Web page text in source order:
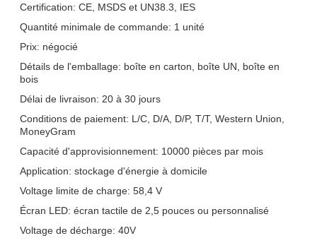
Certification: CE, MSDS et UN38.3, IES
Quantité minimale de commande: 1 unité
Prix: négocié
Détails de l'emballage: boîte en carton, boîte UN, boîte en
bois
Délai de livraison: 20 à 30 jours
Conditions de paiement: L/C, D/A, D/P, T/T, Western Union,
MoneyGram
Capacité d'approvisionnement: 10000 pièces par mois
Application: stockage d'énergie à domicile
Voltage limite de charge: 58,4 V
Écran LED: écran tactile de 2,5 pouces ou personnalisé
Voltage de décharge: 40V